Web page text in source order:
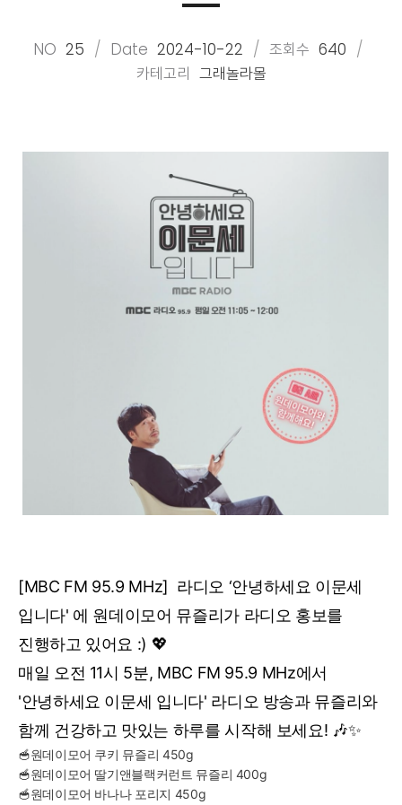
NO 25 Date 2024-10-22 조회수 640
카테고리 그래놀라몰
[MBC FM 95.9 MHz] 라디오 ‘안녕하세요 이문세
입니다' 에 원데이모어 뮤즐리가 라디오 홍보를
진행하고 있어요 :) 💖
매일 오전 11시 5분, MBC FM 95.9 MHz에서
'안녕하세요 이문세 입니다' 라디오 방송과 뮤즐리와
함께 건강하고 맛있는 하루를 시작해 보세요! 🎶✨
🥣원데이모어 쿠키 뮤즐리 450g
🥣원데이모어 딸기앤블랙커런트 뮤즐리 400g
🥣원데이모어 바나나 포리지 450g